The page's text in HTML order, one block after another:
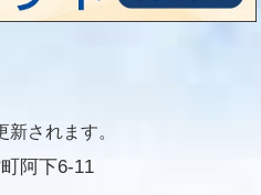
されます。
阿下6-11